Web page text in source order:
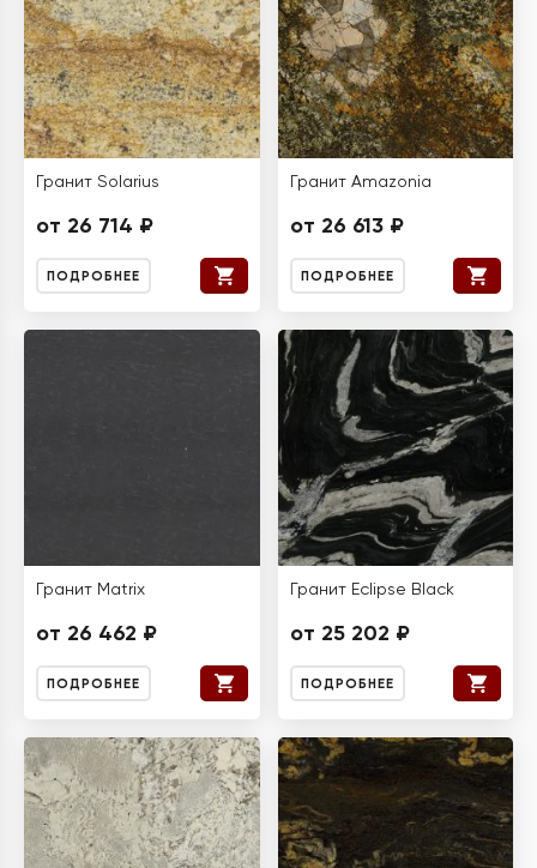
Гранит Solarius
от 26 714 ₽
ПОДРОБНЕЕ
Гранит Amazonia
от 26 613 ₽
ПОДРОБНЕЕ
Гранит Matrix
от 26 462 ₽
ПОДРОБНЕЕ
Гранит Eclipse Black
от 25 202 ₽
ПОДРОБНЕЕ